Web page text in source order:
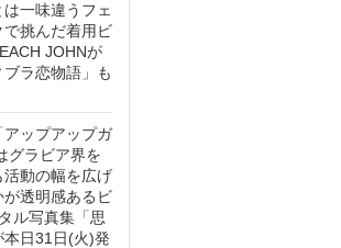
一味違うフェ
で挑んだ着用ビ
JOHNが
ラ恋物語」も
ップアップガ
グラビア界を
活動の幅を広げ
透明感あるビ
ル写真集「思
日31日(火)発